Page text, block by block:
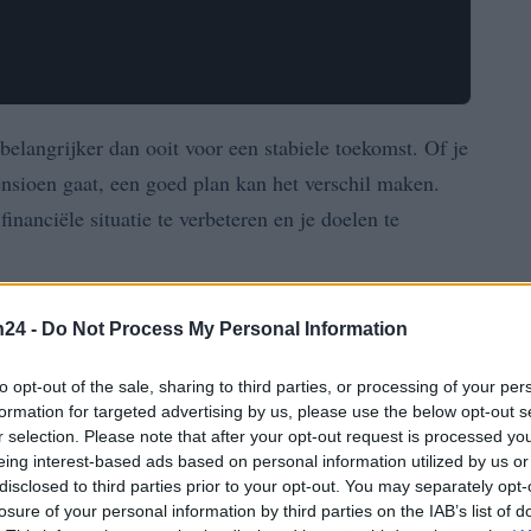
- Do Not Process My Personal Information
opt-out of the sale, sharing to third parties, or processing of your
for targeted advertising by us, please use the below opt-out
selection. Please note that after your opt-out request is processed
interest-based ads based on personal information utilized by us
to third parties prior to your opt-out. You may separately
of your personal information by third parties on the IAB’s list of
belangrijker dan ooit voor een stabiele toekomst. Of je
gaat, een goed plan kan het verschil maken.
situatie te verbeteren en je doelen te
belangrijk?
te beheren, maar ook om inzicht te krijgen
stellen en je inkomsten en uitgaven in kaart te
Dit inzicht stelt je in staat om weloverwogen
Maar hoe begin je met het opstellen van een